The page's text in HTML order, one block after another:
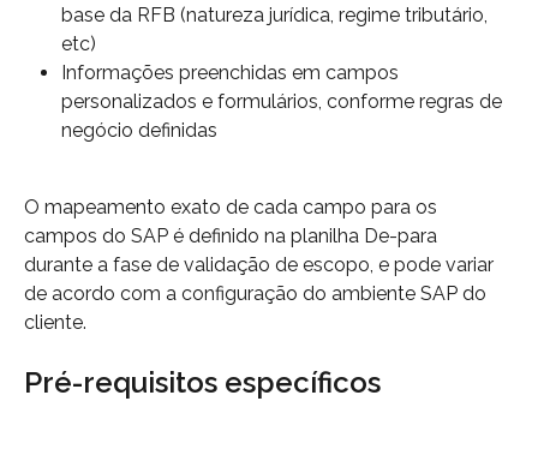
base da RFB (natureza jurídica, regime tributário,
etc)
Informações preenchidas em campos
personalizados e formulários, conforme regras de
negócio definidas
O mapeamento exato de cada campo para os
campos do SAP é definido na planilha De-para
durante a fase de validação de escopo, e pode variar
de acordo com a configuração do ambiente SAP do
cliente.
Pré-requisitos específicos